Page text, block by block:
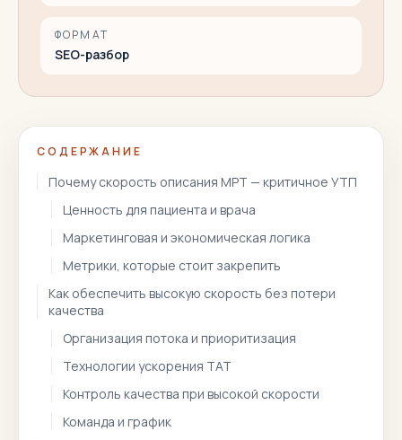
ФОРМАТ
SEO-разбор
СОДЕРЖАНИЕ
Почему скорость описания МРТ — критичное УТП
Ценность для пациента и врача
Маркетинговая и экономическая логика
Метрики, которые стоит закрепить
Как обеспечить высокую скорость без потери
качества
Организация потока и приоритизация
Технологии ускорения TAT
Контроль качества при высокой скорости
Команда и график